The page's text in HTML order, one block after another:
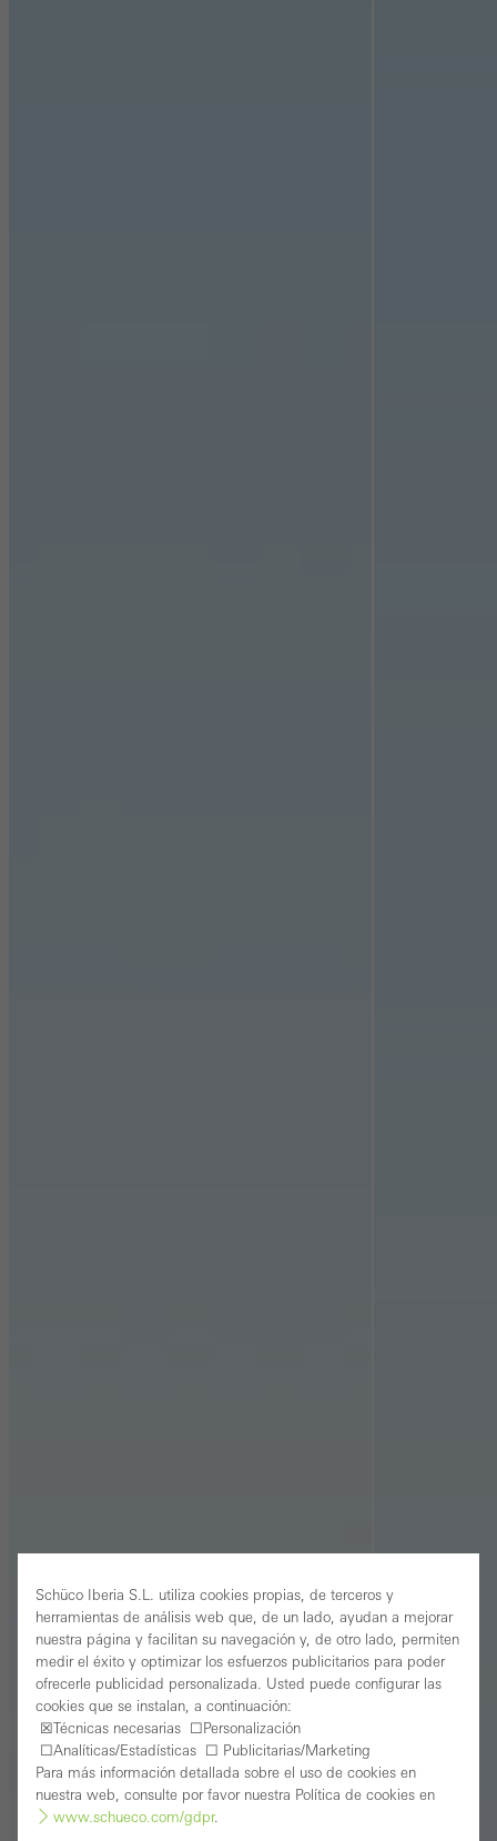
Schüco Iberia S.L. utiliza cookies propias, de terceros y
herramientas de análisis web que, de un lado, ayudan a mejorar
nuestra página y facilitan su navegación y, de otro lado, permiten
medir el éxito y optimizar los esfuerzos publicitarios para poder
ofrecerle publicidad personalizada. Usted puede configurar las
cookies que se instalan, a continuación:
☒Técnicas necesarias ☐Personalización
☐Analíticas/Estadísticas ☐ Publicitarias/Marketing
Para más información detallada sobre el uso de cookies en
nuestra web, consulte por favor nuestra Política de cookies en
www.schueco.com/gdpr.